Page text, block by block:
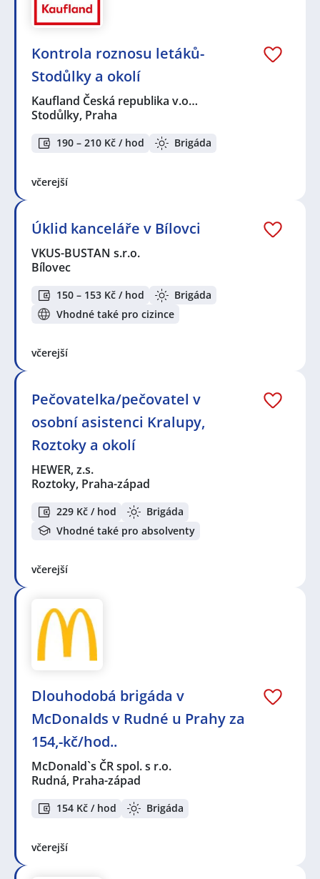
Kontrola roznosu letáků-
Stodůlky a okolí
Kaufland Česká republika v.o…
Stodůlky, Praha
190 – 210 Kč / hod Brigáda
včerejší
Úklid kanceláře v Bílovci
VKUS-BUSTAN s.r.o.
Bílovec
150 – 153 Kč / hod
Brigáda
Vhodné také pro cizince
včerejší
Pečovatelka/pečovatel v
osobní asistenci Kralupy,
Roztoky a okolí
HEWER, z.s.
Roztoky, Praha-západ
229 Kč / hod
Brigáda
Vhodné také pro absolventy
včerejší
Dlouhodobá brigáda v
McDonalds v Rudné u Prahy za
154,-kč/hod..
McDonald`s ČR spol. s r.o.
Rudná, Praha-západ
154 Kč / hod Brigáda
včerejší